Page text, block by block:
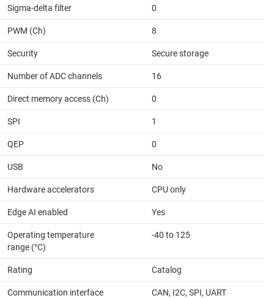
Sigma-delta filter 0
PWM (Ch) 8
Security Secure storage
Number of ADC channels 16
Direct memory access (Ch) 0
SPI 1
QEP 0
USB No
Hardware accelerators CPU only
Edge AI enabled Yes
Operating temperature
range (°C)
-40 to 125
Rating Catalog
Communication interface CAN, I2C, SPI, UART